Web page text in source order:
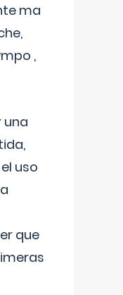
ma
,
una
uso
que